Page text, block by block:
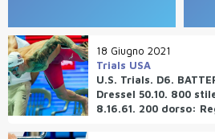
18 Giugno 2021
Trials USA
U.S. Trials. D6.
Dressel 50.10. 800
8.16.61. 200 dorso: